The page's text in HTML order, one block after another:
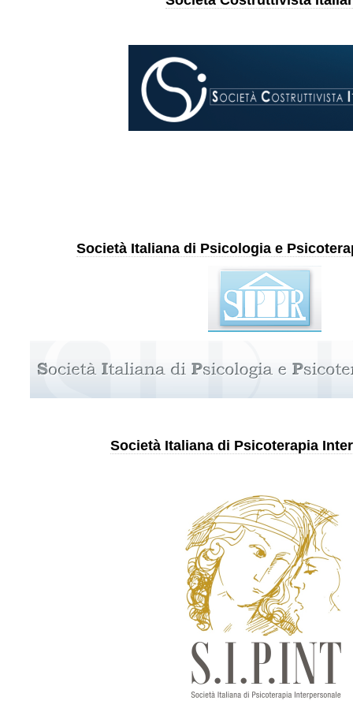
Società Italiana di Psicologia e
Società Italiana di Psicoterapia